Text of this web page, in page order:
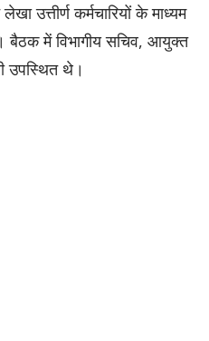
उत्तीर्ण कर्मचारियों के माध्यम
बैठक में विभागीय सचिव, आयुक्त
उपस्थित थे।